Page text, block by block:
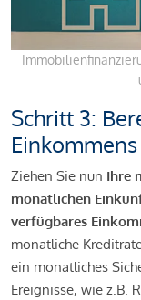
Schritt 3:
Einkommens
Ziehen Sie nun Ihre
monatlichen
verfügbares
monatliche
ein monatliches
Ereignisse, wie z.B.